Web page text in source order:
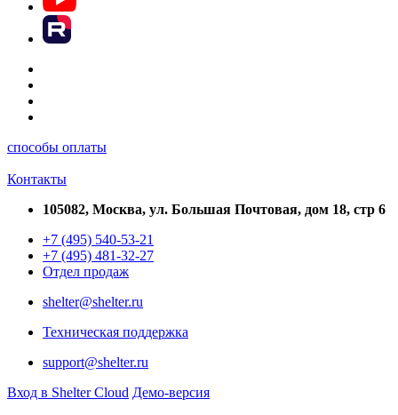
способы оплаты
Контакты
105082, Москва, ул. Большая Почтовая, дом 18, стр 6
+7 (495) 540-53-21
+7 (495) 481-32-27
Отдел продаж
shelter@shelter.ru
Техническая поддержка
support@shelter.ru
Вход в Shelter Cloud Демо-версия